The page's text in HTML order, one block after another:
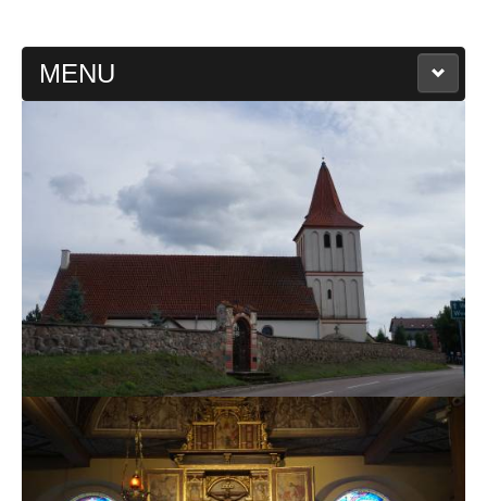
MENU
KAPLICA FILIALNA
MSZE I NABOŻEŃSTWA
KONTAKT
KANCELARIA PARAFIALNA